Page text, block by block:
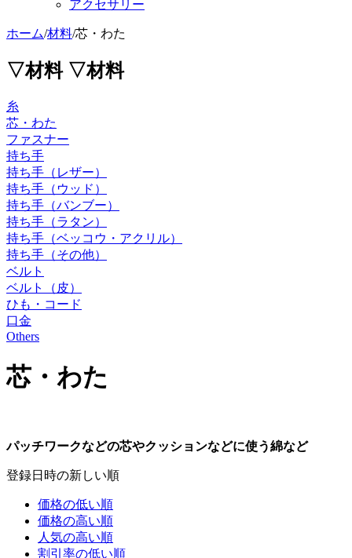
アクセサリー
ホーム/材料/芯・わた
▽材料 ▽材料
糸
芯・わた
ファスナー
持ち手
持ち手（レザー）
持ち手（ウッド）
持ち手（バンブー）
持ち手（ラタン）
持ち手（ベッコウ・アクリル）
持ち手（その他）
ベルト
ベルト（皮）
ひも・コード
口金
Others
芯・わた
パッチワークなどの芯やクッションなどに使う綿など
登録日時の新しい順
価格の低い順
価格の高い順
人気の高い順
割引率の低い順